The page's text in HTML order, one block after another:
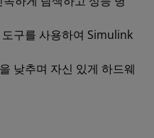
구를 사용하여 Simulink
낮추며 자신 있게 하드웨